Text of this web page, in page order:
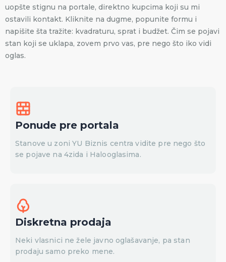
uopšte stignu na portale, direktno kupcima koji su mi
ostavili kontakt. Kliknite na dugme, popunite formu i
napišite šta tražite: kvadraturu, sprat i budžet. Čim se pojavi
stan koji se uklapa, zovem prvo vas, pre nego što iko vidi
oglas.
Ponude pre portala
Stanove u zoni YU Biznis centra vidite pre nego što
se pojave na 4zida i Halooglasima.
Diskretna prodaja
Neki vlasnici ne žele javno oglašavanje, pa stan
prodaju samo preko mene.